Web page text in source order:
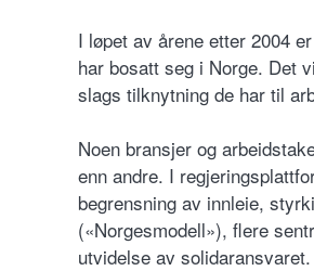
I løpet av årene etter 2004
har bosatt seg i Norge. Det
slags tilknytning de har til
Noen bransjer og
enn andre. I
begrensning av innleie,
(«Norgesmodell»), flere
utvidelse av solidaransvaret.